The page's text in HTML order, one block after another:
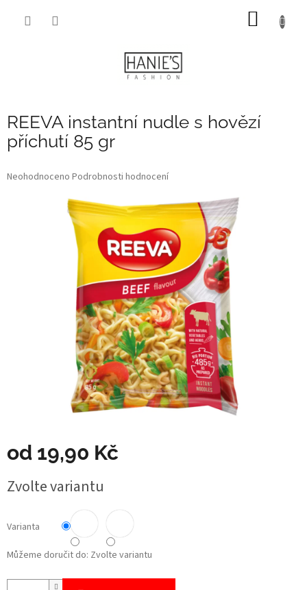
REEVA instantní nudle s hovězí
příchutí 85 gr
Průměrné
Neohodnoceno Podrobnosti hodnocení
od 19,90 Kč
cena:
Zvolte variantu
Varianta
Můžeme doručit do: Zvolte variantu